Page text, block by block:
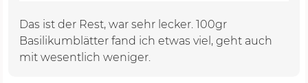
Das ist der Rest, war sehr lecker. 100gr
Basilikumblätter fand ich etwas viel, geht auch
mit wesentlich weniger.